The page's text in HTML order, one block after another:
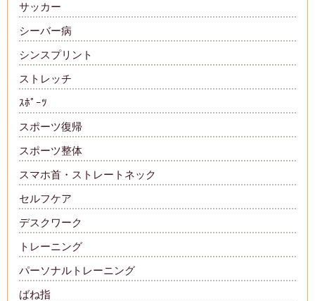
サッカー
シーバー病
シンスプリント
ストレッチ
ｽﾎﾟｰﾂ
スポーツ復帰
スポーツ整体
スマホ首・ストレートネック
セルフケア
デスクワーク
トレーニング
パーソナルトレーニング
ばね指